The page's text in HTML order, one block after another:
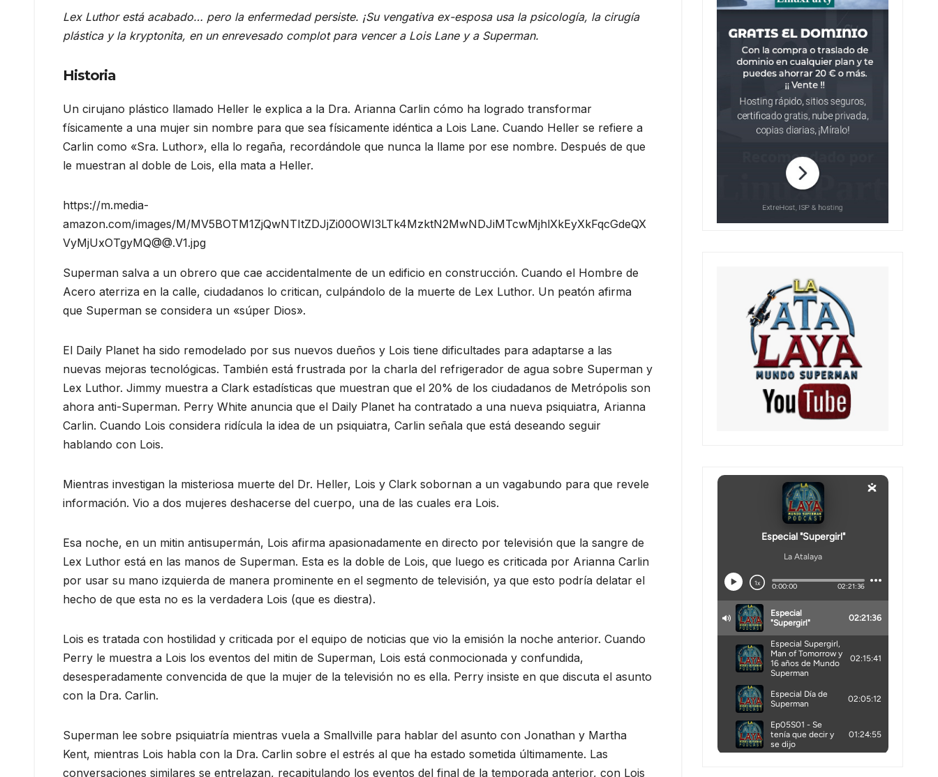
Lex Luthor está acabado… pero la enfermedad persiste. ¡Su vengativa ex-esposa usa la psicología, la cirugía
plástica y la kryptonita, en un enrevesado complot para vencer a Lois Lane y a Superman.
Historia
Un cirujano plástico llamado Heller le explica a la Dra. Arianna Carlin cómo ha logrado transformar
físicamente a una mujer sin nombre para que sea físicamente idéntica a Lois Lane. Cuando Heller se refiere a
Carlin como «Sra. Luthor», ella lo regaña, recordándole que nunca la llame por ese nombre. Después de que
le muestran al doble de Lois, ella mata a Heller.
https://m.media-
amazon.com/images/M/MV5BOTM1ZjQwNTItZDJjZi00OWI3LTk4MzktN2MwNDJiMTcwMjhlXkEyXkFqcGdeQX
VyMjUxOTgyMQ@@.V1.jpg
Superman salva a un obrero que cae accidentalmente de un edificio en construcción. Cuando el Hombre de
Acero aterriza en la calle, ciudadanos lo critican, culpándolo de la muerte de Lex Luthor. Un peatón afirma
que Superman se considera un «súper Dios».
El Daily Planet ha sido remodelado por sus nuevos dueños y Lois tiene dificultades para adaptarse a las
nuevas mejoras tecnológicas. También está frustrada por la charla del refrigerador de agua sobre Superman y
Lex Luthor. Jimmy muestra a Clark estadísticas que muestran que el 20% de los ciudadanos de Metrópolis son
ahora anti-Superman. Perry White anuncia que el Daily Planet ha contratado a una nueva psiquiatra, Arianna
Carlin. Cuando Lois considera ridícula la idea de un psiquiatra, Carlin señala que está deseando seguir
hablando con Lois.
Mientras investigan la misteriosa muerte del Dr. Heller, Lois y Clark sobornan a un vagabundo para que revele
información. Vio a dos mujeres deshacerse del cuerpo, una de las cuales era Lois.
Esa noche, en un mitin antisupermán, Lois afirma apasionadamente en directo por televisión que la sangre de
Lex Luthor está en las manos de Superman. Esta es la doble de Lois, que luego es criticada por Arianna Carlin
por usar su mano izquierda de manera prominente en el segmento de televisión, ya que esto podría delatar el
hecho de que esta no es la verdadera Lois (que es diestra).
Lois es tratada con hostilidad y criticada por el equipo de noticias que vio la emisión la noche anterior. Cuando
Perry le muestra a Lois los eventos del mitin de Superman, Lois está conmocionada y confundida,
desesperadamente convencida de que la mujer de la televisión no es ella. Perry insiste en que discuta el asunto
con la Dra. Carlin.
Superman lee sobre psiquiatría mientras vuela a Smallville para hablar del asunto con Jonathan y Martha
Kent, mientras Lois habla con la Dra. Carlin sobre el estrés al que ha estado sometida últimamente. Las
conversaciones similares se entrelazan, recapitulando los eventos del final de la temporada anterior, con Lois